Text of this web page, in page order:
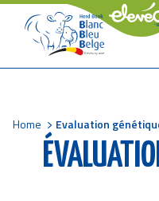
Breadcrumb
Home Evaluation